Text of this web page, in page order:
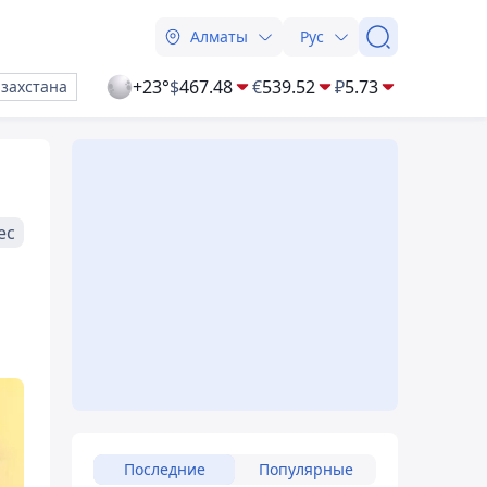
Алматы Рус
+23°$467.48 €539.52 ₽5.73
Последние Популярные